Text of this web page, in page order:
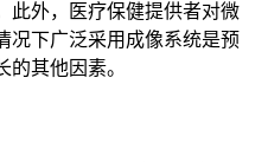
此外，医疗保健提供者对微
况下广泛采用成像系统是预
其他因素。